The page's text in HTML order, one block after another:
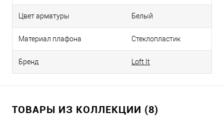
Цвет арматуры Белый
Материал плафона Стеклопластик
Бренд Loft It
ТОВАРЫ ИЗ КОЛЛЕКЦИИ (8)